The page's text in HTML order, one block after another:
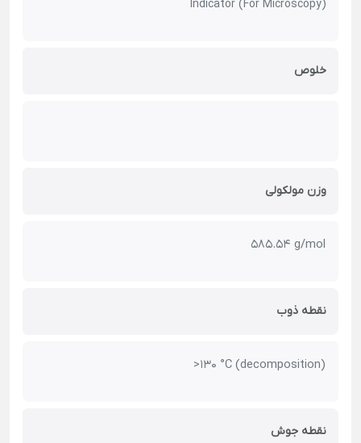
Indicator (For Microscopy)
خلوص
وزن مولکولی
585.54 g/mol
نقطه ذوب
>130 °C (decomposition)
نقطه جوش